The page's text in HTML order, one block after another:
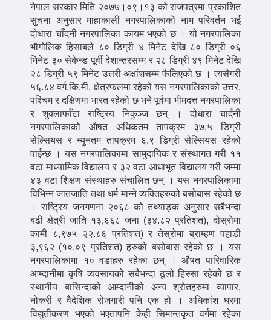
नेपाल सरकार मिति २०७७।०९।१३ को राजपत्रमा प्रकाशित
सुचना अनुसार माहाकाली नगरपालिकाको नाम परिवर्तन भई
दोधारा चाँदनी नगरपालिका कायम भएको छ । यो नगरपालिका
भौगोलिक हिसाबले ८० डिग्री ४ मिनेट देखि ८० डिग्री ०६
मिनेट ३० सेकेन्ड पूर्वी देशान्तरसम्म र २८ डिग्री ४९ मिनेट देखि
२८ डिग्री ५९ मिनेट उत्तरी अक्षांशसम्म फैलिएको छ । त्यसैगरी
५६.८४ वर्ग.कि.मी. क्षेत्रफलमा रहेको यस नगरपालिकाको उत्तर,
पश्चिम र दक्षिणमा भारत रहेको छ भने पूर्वमा भीमदत्त नगरपालिका
र शुक्लाफाँटा राष्ट्रिय निकुञ्ज छन् । दोधारा चादँनी
नगरपालिकाको औषत अधिकतम तापक्रम ३७.५ डिग्री
सेल्सियस र न्युनतम तापक्रम ६.९ डिग्री सेल्सियस रहेको
पाईन्छ । यस नगरपालिकामा सामुदायिक र संस्थागत गरी ११
वटा माध्यामिक विद्यालय र ३२ वटा आधाभूत विद्यालय गरी जम्मा
४३ वटा शिक्षण संस्थाहरु संचालित छन् । यस नगरपालिकामा
विभिन्न जातजाति तथा धर्म मान्ने व्यक्तिहरुको बसोबास रहेको छ
। राष्ट्रिय जनगणना २०६८ को तथ्याङ्क अनुसार सबैभन्दा
बढी क्षेत्री जाति १३,६६८ जना (३४.८२ प्रतिशत), दोस्रोमा
कामी ८,९७५ २२.८६ प्रतिशत) र तेस्रोमा ब्राम्हण पहाडी
३,९६२ (१०.०९ प्रतिशत) हरुको बसोबास रहेको छ । यस
नगरपालिकामा १० वडाहरु रहेका छन् । औषत पारिवारिक
आम्दानीमा कृषि व्यवसायको सबैभन्दा ठूलो हिस्सा रहेको छ र
स्थानीय बासिन्दाको आम्दानीको अन्य श्रोतहरुमा व्यापार,
नोकरी र वैदेशिक रोजगारी पनि एक हो । अधिकांश घरमा
विद्युतीकरण भएको भएतापनि केही सिमान्तकृत वर्गमा रहेका